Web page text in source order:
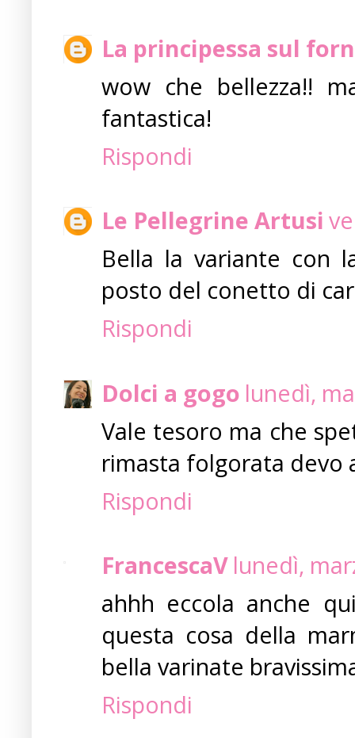
La principessa sul
wow che bellezza!!
fantastica!
Rispondi
Le Pellegrine Artusi
Bella la variante con
posto del conetto di
Rispondi
Dolci a gogo lunedì,
Vale tesoro ma che
rimasta folgorata devo
Rispondi
FrancescaV lunedì,
ahhh eccola anche
questa cosa della
bella varinate
Rispondi